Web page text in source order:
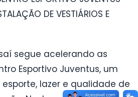
DE VESTIÁRIOS E
segue acelerando as
Esportivo Juventus, um
lazer e qualidade de